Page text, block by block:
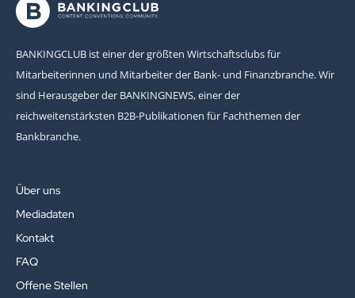
BANKINGCLUB ist einer der größten Wirtschaftsclubs für
Mitarbeiterinnen und Mitarbeiter der Bank- und Finanzbranche. Wir
sind Herausgeber der BANKINGNEWS, einer der
reichweitenstärksten B2B-Publikationen für Fachthemen der
Bankbranche.
Über uns
Mediadaten
Kontakt
FAQ
Offene Stellen